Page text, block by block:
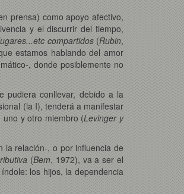
prensa) como apoyo afectivo,
y el discurrir del tiempo,
compartidos(Rubin,
estamos hablando del amor
, donde posiblemente no
pudiera conllevar, debido a la
(la I), tenderá a manifestar
uno y otro miembro (Levinger y
la relación-, o por influencia de
(Bem, 1972), va a ser el
los hijos, la dependencia